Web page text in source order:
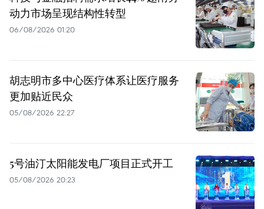
动力市场呈现结构性转型
06/08/2026 01:20
胡志明市多中心医疗体系让医疗服务
更加贴近民众
05/08/2026 22:27
5号油汀太阳能发电厂项目正式开工
05/08/2026 20:23